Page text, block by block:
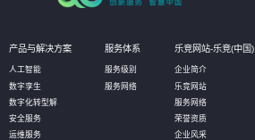
产品与解决方案
人工智能
数字孪生
数字化转型解
安全服务
运维服务
服务体系
服务级别
服务网络
乐竞网站-乐竞(中国)
企业简介
乐竞网站
服务网络
荣誉资质
企业风采